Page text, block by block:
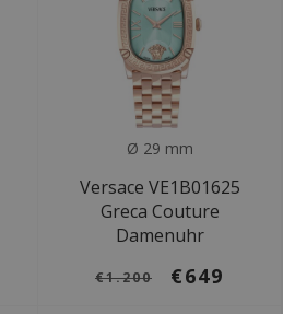
Ø 29 mm
Versace VE1B01625
Greca Couture
Damenuhr
€1.200 €649